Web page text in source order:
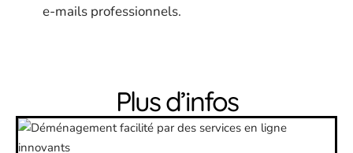
e-mails professionnels.
Plus d’infos